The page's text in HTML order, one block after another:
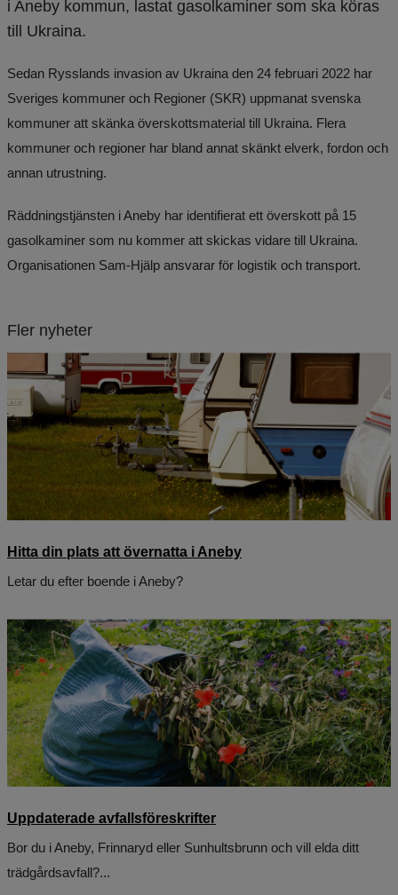
i Aneby kommun, lastat gasolkaminer som ska köras
till Ukraina.
Sedan Rysslands invasion av Ukraina den 24 februari 2022 har
Sveriges kommuner och Regioner (SKR) uppmanat svenska
kommuner att skänka överskottsmaterial till Ukraina. Flera
kommuner och regioner har bland annat skänkt elverk, fordon och
annan utrustning.
Räddningstjänsten i Aneby har identifierat ett överskott på 15
gasolkaminer som nu kommer att skickas vidare till Ukraina.
Organisationen Sam-Hjälp ansvarar för logistik och transport.
Fler nyheter
Hitta din plats att övernatta i Aneby
Letar du efter boende i Aneby?
Uppdaterade avfallsföreskrifter
Bor du i Aneby, Frinnaryd eller Sunhultsbrunn och vill elda ditt
trädgårdsavfall?...